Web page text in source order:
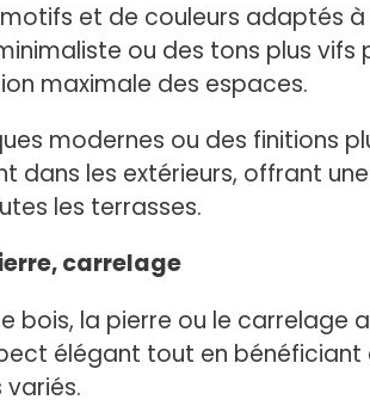
et de couleurs adaptés
ou des tons plus vifs
maximale des espaces.
modernes ou des finitions
dans les extérieurs, offrant
les terrasses.
carrelage
la pierre ou le carrelage
élégant tout en